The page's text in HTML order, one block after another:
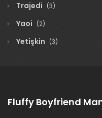
Trajedi (3)
Yaoi (2)
Yetişkin (3)
Fluffy Boyfriend